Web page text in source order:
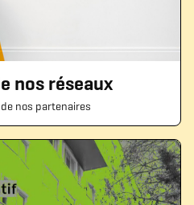
nos réseaux
nos partenaires